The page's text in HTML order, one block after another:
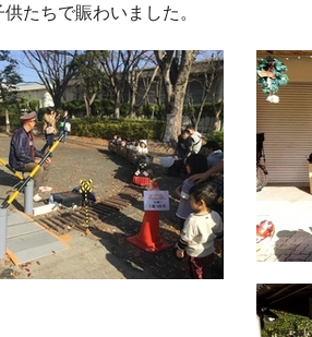
供たちで賑わいました。